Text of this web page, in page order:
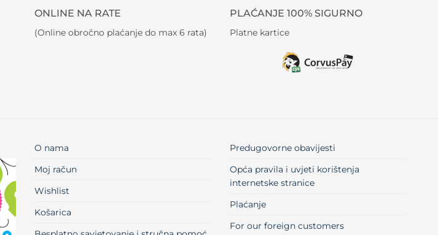
ONLINE NA RATE
(Online obročno plaćanje do max 6 rata)
PLAĆANJE 100% SIGURNO
Platne kartice
O nama
Moj račun
Wishlist
Košarica
Predugovorne obavijesti
Opća pravila i uvjeti korištenja
internetske stranice
Plaćanje
For our foreign customers